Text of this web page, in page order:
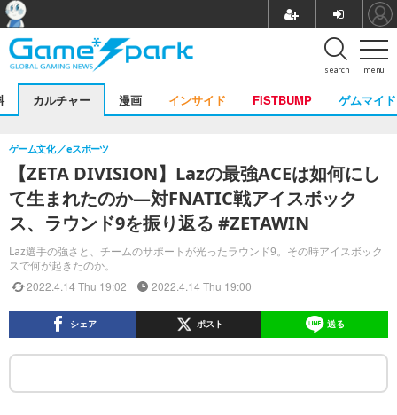
menu
search
カルチャー 漫画 インサイド FISTBUMP ゲムマイド
【ZETA DIVISION】Lazの最強ACEは如何にし
て生まれたのか―対FNATIC戦アイスボック
ス、ラウンド9を振り返る #ZETAWIN
Laz選手の強さと、チームのサポートが光ったラウンド9。その時アイスボック
スで何が起きたのか。
ゲーム文化 eスポーツ
2022.4.14 Thu 19:02 2022.4.14 Thu 19:00
シェア ポスト 送る